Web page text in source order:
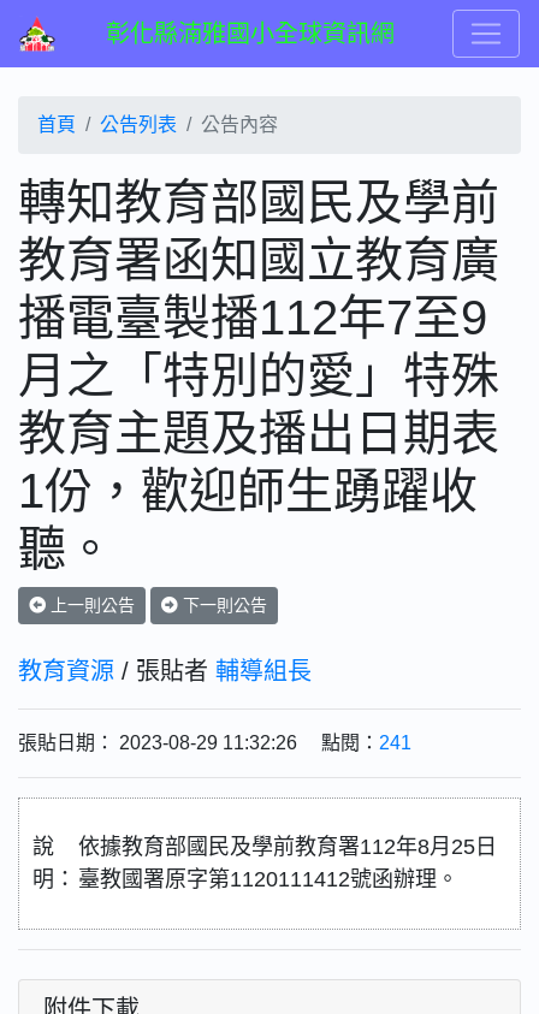
彰化縣湳雅國小全球資訊網
首頁 公告列表 公告內容
轉知教育部國民及學前
教育署函知國立教育廣
播電臺製播112年7至9
月之「特別的愛」特殊
教育主題及播出日期表
1份，歡迎師生踴躍收
聽。
上一則公告 下一則公告
教育資源 / 張貼者 輔導組長
張貼日期： 2023-08-29 11:32:26 點閱： 241
說
明：
依據教育部國民及學前教育署112年8月25日
臺教國署原字第1120111412號函辦理。